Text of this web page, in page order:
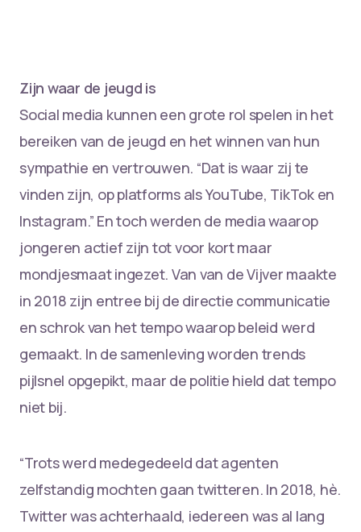
Zijn waar de jeugd is
Social media kunnen een grote rol spelen in het
bereiken van de jeugd en het winnen van hun
sympathie en vertrouwen. “Dat is waar zij te
vinden zijn, op platforms als YouTube, TikTok en
Instagram.” En toch werden de media waarop
jongeren actief zijn tot voor kort maar
mondjesmaat ingezet. Van van de Vijver maakte
in 2018 zijn entree bij de directie communicatie
en schrok van het tempo waarop beleid werd
gemaakt. In de samenleving worden trends
pijlsnel opgepikt, maar de politie hield dat tempo
niet bij.
“Trots werd medegedeeld dat agenten
zelfstandig mochten gaan twitteren. In 2018, hè.
Twitter was achterhaald, iedereen was al lang